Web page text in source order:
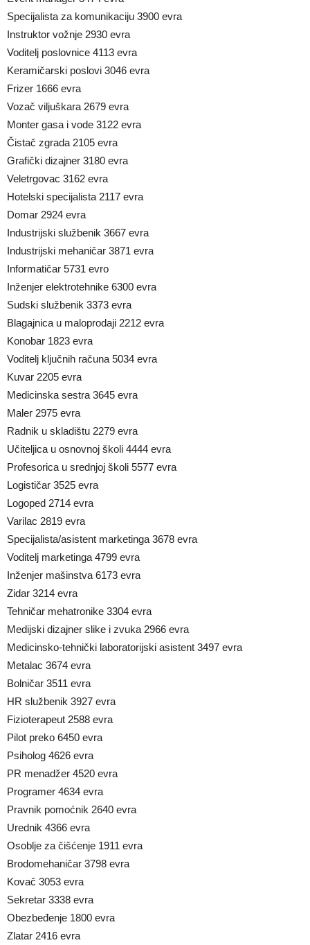
Specijalista za komunikaciju 3900 evra
Instruktor vožnje 2930 evra
Voditelj poslovnice 4113 evra
Keramičarski poslovi 3046 evra
Frizer 1666 evra
Vozač viljuškara 2679 evra
Monter gasa i vode 3122 evra
Čistač zgrada 2105 evra
Grafički dizajner 3180 evra
Veletrgovac 3162 evra
Hotelski specijalista 2117 evra
Domar 2924 evra
Industrijski službenik 3667 evra
Industrijski mehaničar 3871 evra
Informatičar 5731 evro
Inženjer elektrotehnike 6300 evra
Sudski službenik 3373 evra
Blagajnica u maloprodaji 2212 evra
Konobar 1823 evra
Voditelj ključnih računa 5034 evra
Kuvar 2205 evra
Medicinska sestra 3645 evra
Maler 2975 evra
Radnik u skladištu 2279 evra
Učiteljica u osnovnoj školi 4444 evra
Profesorica u srednjoj školi 5577 evra
Logističar 3525 evra
Logoped 2714 evra
Varilac 2819 evra
Specijalista/asistent marketinga 3678 evra
Voditelj marketinga 4799 evra
Inženjer mašinstva 6173 evra
Zidar 3214 evra
Tehničar mehatronike 3304 evra
Medijski dizajner slike i zvuka 2966 evra
Medicinsko-tehnički laboratorijski asistent 3497 evra
Metalac 3674 evra
Bolničar 3511 evra
HR službenik 3927 evra
Fizioterapeut 2588 evra
Pilot preko 6450 evra
Psiholog 4626 evra
PR menadžer 4520 evra
Programer 4634 evra
Pravnik pomoćnik 2640 evra
Urednik 4366 evra
Osoblje za čišćenje 1911 evra
Brodomehaničar 3798 evra
Kovač 3053 evra
Sekretar 3338 evra
Obezbeđenje 1800 evra
Zlatar 2416 evra